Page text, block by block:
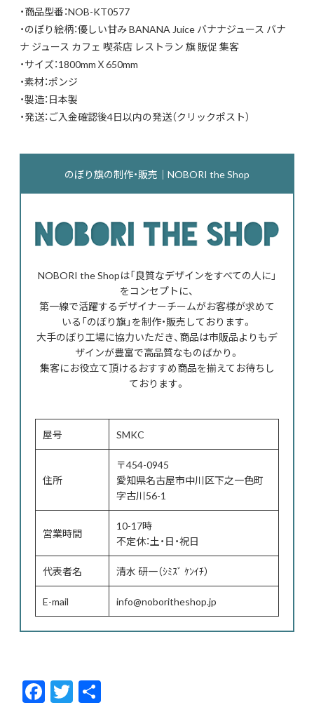
・商品型番：NOB-KT0577
・のぼり絵柄：優しい甘み BANANA Juice バナナジュース バナ
ナ ジュース カフェ 喫茶店 レストラン 旗 販促 集客
・サイズ：1800mmＸ650mm
・素材：ポンジ
・製造：日本製
・発送：ご入金確認後4日以内の発送（クリックポスト）
のぼり旗の制作・販売｜NOBORI the Shop
NOBORI the Shopは「良質なデザインをすべての人に」
をコンセプトに、
第一線で活躍するデザイナーチームがお客様が求めて
いる「のぼり旗」を制作・販売しております。
大手のぼり工場に協力いただき、商品は市販品よりもデ
ザインが豊富で高品質なものばかり。
集客にお役立て頂けるおすすめ商品を揃えてお待ちし
ております。
屋号 SMKC
住所
〒454-0945
愛知県名古屋市中川区下之一色町
字古川56-1
営業時間
10-17時
不定休：土・日・祝日
代表者名 清水 研一（ｼﾐｽﾞ ｹﾝｲﾁ）
E-mail info@noboritheshop.jp
F
ac
T
w